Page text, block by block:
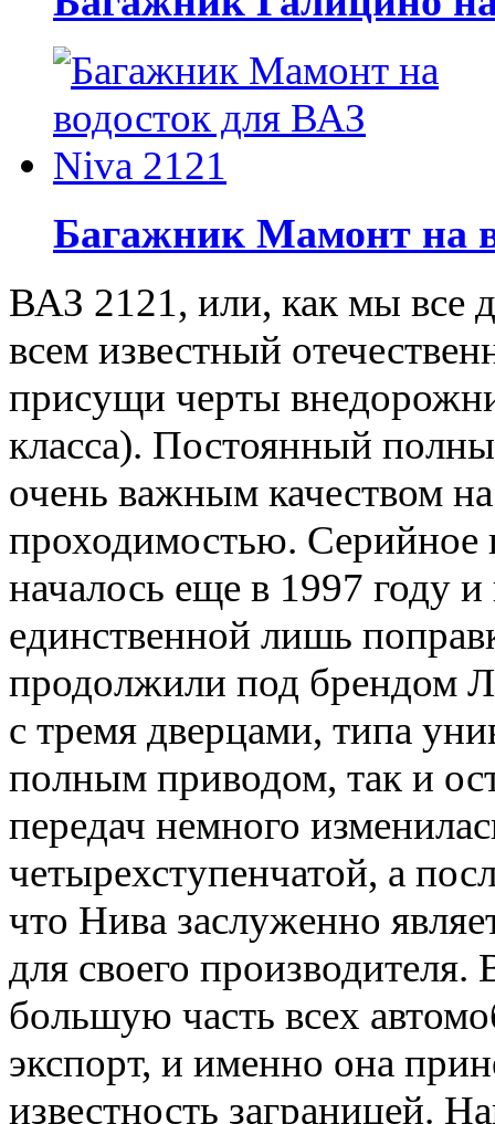
Багажник Мамонт на
ВАЗ 2121, или, как мы все
всем известный
присущи черты
класса). Постоянный
очень важным качеством
проходимостью. Серийное
началось еще в 1997 году
единственной лишь
продолжили под брендом
с тремя дверцами, типа
полным приводом, так и
передач немного
четырехступенчатой, а
что Нива заслуженно
для своего
большую часть всех
экспорт, и именно она
известность заграницей.